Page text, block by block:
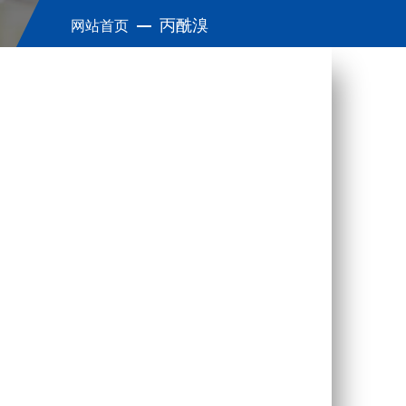
网站首页 丙酰溴